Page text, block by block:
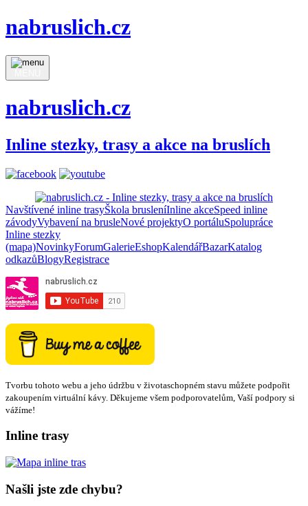
nabruslich.cz
nabruslich.cz
Inline stezky, trasy a akce na bruslích
Navštívené inline trasyŠkola brusleníInline akceSpeed inline
závodyVybavení na brusleNové projektyO portáluSpolupráce
Inline stezky
(mapa)NovinkyForumGalerieEshopKalendářBazarKatalog
odkazůBlogyRegistrace
Tvorbu tohoto webu a jeho údržbu v životaschopném stavu můžete podpořit
zakoupením virtuální kávy. Děkujeme všem podporovatelům, Vaší podpory si
vážíme!
Inline trasy
Našli jste zde chybu?